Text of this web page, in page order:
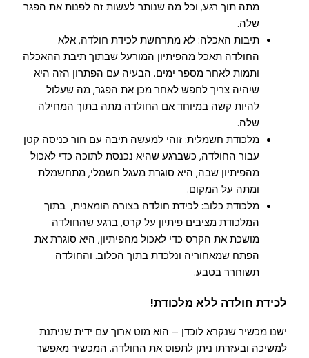
מתה תוך רגע, וכל מה שנותר לעשות זה לפנות את הפגר
שלה.
תיבות האכלה: לא מתרחשת לכידת חולדה, אלא
החולדה תאכל מהפיתיון המורעל שבתוך תיבת ההאכלה
ותמות לאחר מספר ימים. הבעיה עם הפתרון הזה היא
שיהיה צריך לחפש לאחר מכן את הפגר, מה שעלול
להיות קשה במיוחד אם החולדה מתה בתוך המחילה
שלה.
מלכודת חשמלית: זוהי למעשה תיבה עם חור כניסה קטן
עבור החולדה, כשברגע שהיא נכנסת לתוכה כדי לאכול
מהפיתיון שבה, היא סוגרת מעגל חשמלי, מתחשמלת
ומתה על המקום.
מלכודת כלוב: לכידת חולדה בצורה הומאנית, בתוך
המלכודת מציבים פיתיון על קרס, ברגע שהחולדה
מושכת את הקרס כדי לאכול מהפיתיון, היא סוגרת את
הפתח שמאחוריה ונלכדת בתוך הכלוב. והחולדה
תשוחרר בטבע.
לכידת חולדה ללא מלכודת!
ישנו מכשיר שנקרא לוכדן – הוא מוט ארוך עם ידית שניתנת
למשיכה ובעזרתו ניתן לתפוס את החולדה. המכשיר מאפשר